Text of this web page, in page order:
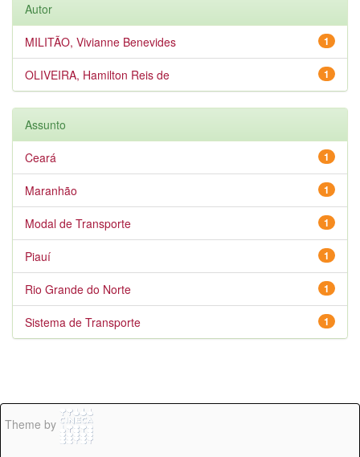
Autor
1
MILITÃO, Vivianne Benevides
1
OLIVEIRA, Hamilton Reis de
Assunto
1
Ceará
1
Maranhão
1
Modal de Transporte
1
Piauí
1
Rio Grande do Norte
1
Sistema de Transporte
Theme by